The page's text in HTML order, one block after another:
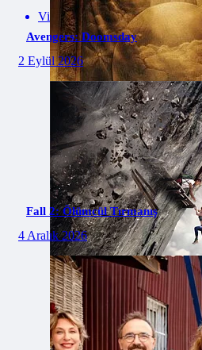
Vizyon Tarihi: 10 Temmuz 2026
Avengers: Doomsday
2 Eylül 2026
Fall 2: Ölümcül Tırmanış
4 Aralık 2026